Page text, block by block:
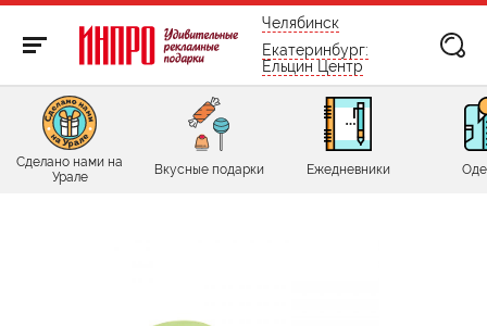
бесплатно по России
Челябинск
Екатеринбург:
Ельцин Центр
Сделано нами на
Урале
Вкусные подарки Ежедневники